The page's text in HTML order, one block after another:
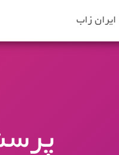
ایران زاب